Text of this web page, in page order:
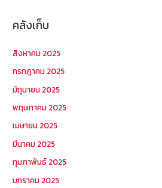
คลังเก็บ
สิงหาคม 2025
กรกฎาคม 2025
มิถุนายน 2025
พฤษภาคม 2025
เมษายน 2025
มีนาคม 2025
กุมภาพันธ์ 2025
มกราคม 2025